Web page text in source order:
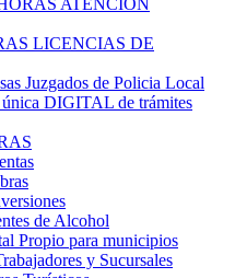
ATENCIÓN
LICENCIAS DE
Juzgados de Policia Local
DIGITAL de trámites
de Alcohol
Propio para municipios
y Sucursales